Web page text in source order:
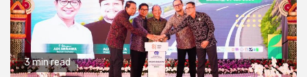
3 min read